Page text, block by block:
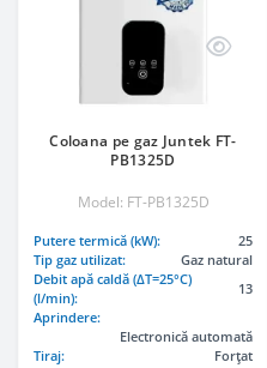
Coloana pe gaz Juntek FT-
PB1325D
Model: FT-PB1325D
Putere termică (kW):
25
Tip gaz utilizat:
Gaz natural
Debit apă caldă (ΔT=25°C)
(l/min):
13
Aprindere:
Electronică automată
Tiraj:
Forțat